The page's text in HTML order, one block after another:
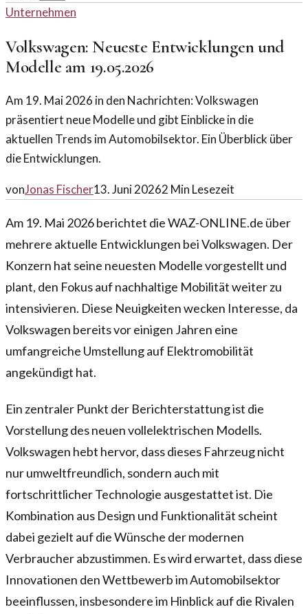
Unternehmen
Volkswagen: Neueste Entwicklungen und
Modelle am 19.05.2026
Am 19. Mai 2026 in den Nachrichten: Volkswagen
präsentiert neue Modelle und gibt Einblicke in die
aktuellen Trends im Automobilsektor. Ein Überblick über
die Entwicklungen.
vonJonas Fischer13. Juni 20262 Min Lesezeit
Am 19. Mai 2026 berichtet die WAZ-ONLINE.de über
mehrere aktuelle Entwicklungen bei Volkswagen. Der
Konzern hat seine neuesten Modelle vorgestellt und
plant, den Fokus auf nachhaltige Mobilität weiter zu
intensivieren. Diese Neuigkeiten wecken Interesse, da
Volkswagen bereits vor einigen Jahren eine
umfangreiche Umstellung auf Elektromobilität
angekündigt hat.
Ein zentraler Punkt der Berichterstattung ist die
Vorstellung des neuen vollelektrischen Modells.
Volkswagen hebt hervor, dass dieses Fahrzeug nicht
nur umweltfreundlich, sondern auch mit
fortschrittlicher Technologie ausgestattet ist. Die
Kombination aus Design und Funktionalität scheint
dabei gezielt auf die Wünsche der modernen
Verbraucher abzustimmen. Es wird erwartet, dass diese
Innovationen den Wettbewerb im Automobilsektor
beeinflussen, insbesondere im Hinblick auf die Rivalen